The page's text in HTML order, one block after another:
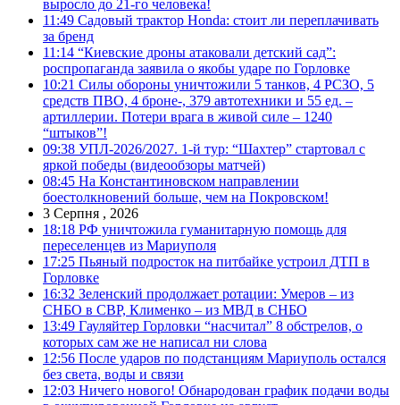
выросло до 21-го человека!
11:49 Садовый трактор Honda: стоит ли переплачивать
за бренд
11:14 “Киевские дроны атаковали детский сад”:
роспропаганда заявила о якобы ударе по Горловке
10:21 Силы обороны уничтожили 5 танков, 4 РСЗО, 5
средств ПВО, 4 броне-, 379 автотехники и 55 ед. –
артиллерии. Потери врага в живой силе – 1240
“штыков”!
09:38 УПЛ-2026/2027. 1-й тур: “Шахтер” стартовал с
яркой победы (видеообзоры матчей)
08:45 На Константиновском направлении
боестолкновений больше, чем на Покровском!
3 Серпня , 2026
18:18 РФ уничтожила гуманитарную помощь для
переселенцев из Мариуполя
17:25 Пьяный подросток на питбайке устроил ДТП в
Горловке
16:32 Зеленский продолжает ротации: Умеров – из
СНБО в СВР, Клименко – из МВД в СНБО
13:49 Гауляйтер Горловки “насчитал” 8 обстрелов, о
которых сам же не написал ни слова
12:56 После ударов по подстанциям Мариуполь остался
без света, воды и связи
12:03 Ничего нового! Обнародован график подачи воды